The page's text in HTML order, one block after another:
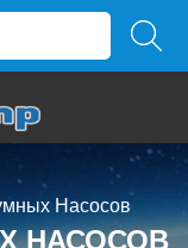
Насосов
НАСОСОВ